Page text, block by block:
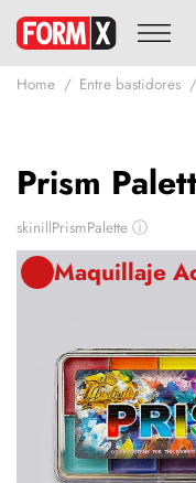
Home Entre bastidores
Prism
skinillPrismPalette ⓘ
Maquillaje